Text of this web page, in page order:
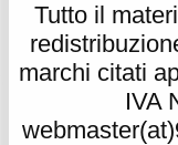
Tutto il
marchi citati
IVA